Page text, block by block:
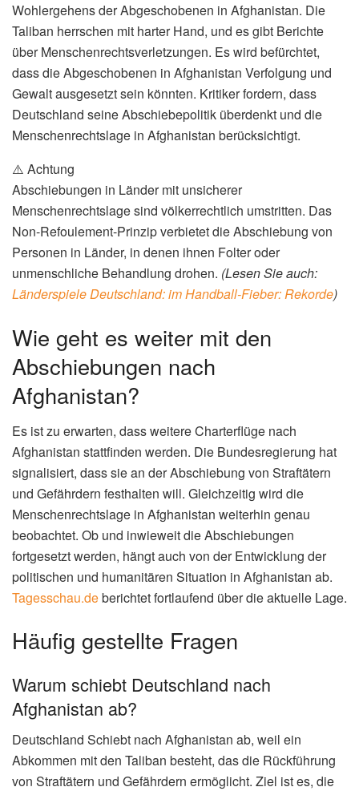
Wohlergehens der Abgeschobenen in Afghanistan. Die
Taliban herrschen mit harter Hand, und es gibt Berichte
über Menschenrechtsverletzungen. Es wird befürchtet,
dass die Abgeschobenen in Afghanistan Verfolgung und
Gewalt ausgesetzt sein könnten. Kritiker fordern, dass
Deutschland seine Abschiebepolitik überdenkt und die
Menschenrechtslage in Afghanistan berücksichtigt.
⚠️ Achtung
Abschiebungen in Länder mit unsicherer
Menschenrechtslage sind völkerrechtlich umstritten. Das
Non-Refoulement-Prinzip verbietet die Abschiebung von
Personen in Länder, in denen ihnen Folter oder
unmenschliche Behandlung drohen. (Lesen Sie auch:
Länderspiele Deutschland: im Handball-Fieber: Rekorde)
Wie geht es weiter mit den
Abschiebungen nach
Afghanistan?
Es ist zu erwarten, dass weitere Charterflüge nach
Afghanistan stattfinden werden. Die Bundesregierung hat
signalisiert, dass sie an der Abschiebung von Straftätern
und Gefährdern festhalten will. Gleichzeitig wird die
Menschenrechtslage in Afghanistan weiterhin genau
beobachtet. Ob und inwieweit die Abschiebungen
fortgesetzt werden, hängt auch von der Entwicklung der
politischen und humanitären Situation in Afghanistan ab.
Tagesschau.deberichtet fortlaufend über die aktuelle Lage.
Häufig gestellte Fragen
Warum schiebt Deutschland nach
Afghanistan ab?
Deutschland Schiebt nach Afghanistan ab, weil ein
Abkommen mit den Taliban besteht, das die Rückführung
von Straftätern und Gefährdern ermöglicht. Ziel ist es, die